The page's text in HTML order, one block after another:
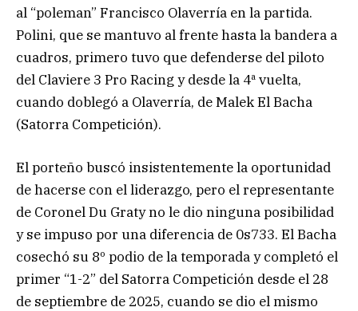
al “poleman” Francisco Olaverría en la partida.
Polini, que se mantuvo al frente hasta la bandera a
cuadros, primero tuvo que defenderse del piloto
del Claviere 3 Pro Racing y desde la 4ª vuelta,
cuando doblegó a Olaverría, de Malek El Bacha
(Satorra Competición).
El porteño buscó insistentemente la oportunidad
de hacerse con el liderazgo, pero el representante
de Coronel Du Graty no le dio ninguna posibilidad
y se impuso por una diferencia de 0s733. El Bacha
cosechó su 8º podio de la temporada y completó el
primer “1-2” del Satorra Competición desde el 28
de septiembre de 2025, cuando se dio el mismo